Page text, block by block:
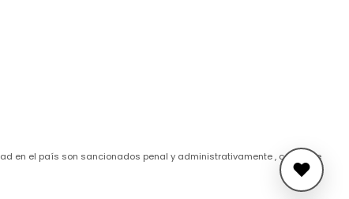
en el país son sancionados penal y administrativamente , conforme